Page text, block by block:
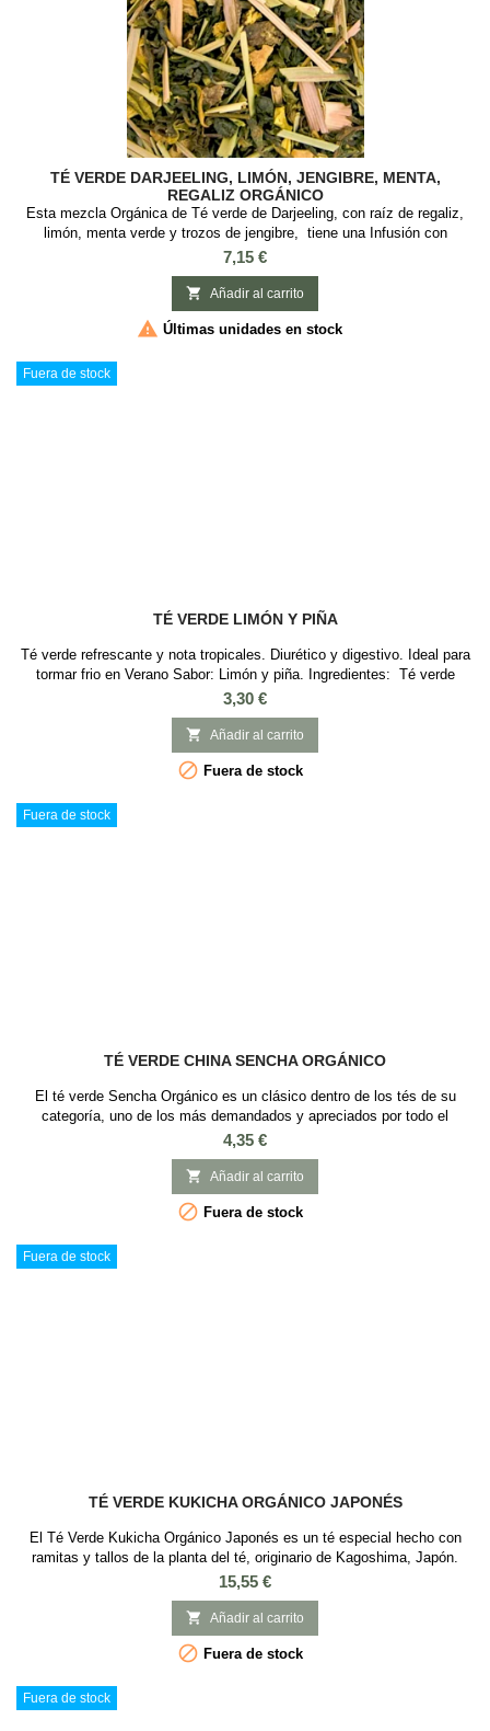
TÉ VERDE DARJEELING, LIMÓN, JENGIBRE, MENTA,
REGALIZ ORGÁNICO
Esta mezcla Orgánica de Té verde de Darjeeling, con raíz de regaliz,
limón, menta verde y trozos de jengibre, tiene una Infusión con
sabores frescos y estimulantes ideal para reducir el estrés Sabor:
Limón y JengibreIngredientes: Té verde orgánico Darjeeling, raíz de
regaliz, limón, menta verde y trozos de jengibre. Ingredientes orgánicos.
Precio
7,15 €
 Añadir al carrito
 Últimas unidades en stock
Fuera de stock
TÉ VERDE LIMÓN Y PIÑA
Té verde refrescante y nota tropicales. Diurético y digestivo. Ideal para
tormar frio en Verano Sabor: Limón y piña. Ingredientes: Té verde
Sencha de China, aroma, trozos de piña, flores de girasol, pétalos de
rosa.
Precio
3,30 €
 Añadir al carrito
 Fuera de stock
Fuera de stock
TÉ VERDE CHINA SENCHA ORGÁNICO
El té verde Sencha Orgánico es un clásico dentro de los tés de su
categoría, uno de los más demandados y apreciados por todo el
mundo. Le hemos dado un giro a la historia y hemos traído este Sencha
orgánico de origen chino, elaborado eso sí, con el método de túneles de
vapor empleado en Japón. Un té verde fresco, equilibrado y a un precio
excelente. Te...
Precio
4,35 €
 Añadir al carrito
 Fuera de stock
Fuera de stock
TÉ VERDE KUKICHA ORGÁNICO JAPONÉS
El Té Verde Kukicha Orgánico Japonés es un té especial hecho con
ramitas y tallos de la planta del té, originario de Kagoshima, Japón.
Este té destaca por su sabor suave y ligeramente dulce, con un aroma
reconfortante. Además, es rico en vitaminas y minerales, y tiene un alto
contenido de calcio, siendo una bebida alcalinizante y beneficiosa para
la...
Precio
15,55 €
 Añadir al carrito
 Fuera de stock
Fuera de stock